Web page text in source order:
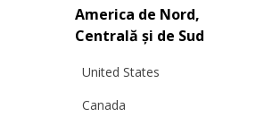
PRODUSE SIMILAREAmerica de Nord,
Centrală și de Sud
United States
Canada